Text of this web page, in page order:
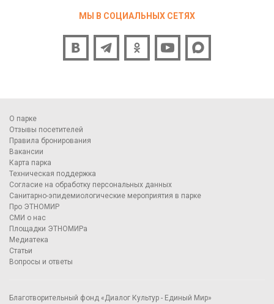
МЫ В СОЦИАЛЬНЫХ СЕТЯХ
О парке
Отзывы посетителей
Правила бронирования
Вакансии
Карта парка
Техническая поддержка
Согласие на обработку персональных данных
Санитарно-эпидемиологические мероприятия в парке
Про ЭТНОМИР
СМИ о нас
Площадки ЭТНОМИРа
Медиатека
Статьи
Вопросы и ответы
Благотворительный фонд «Диалог Культур - Единый Мир»